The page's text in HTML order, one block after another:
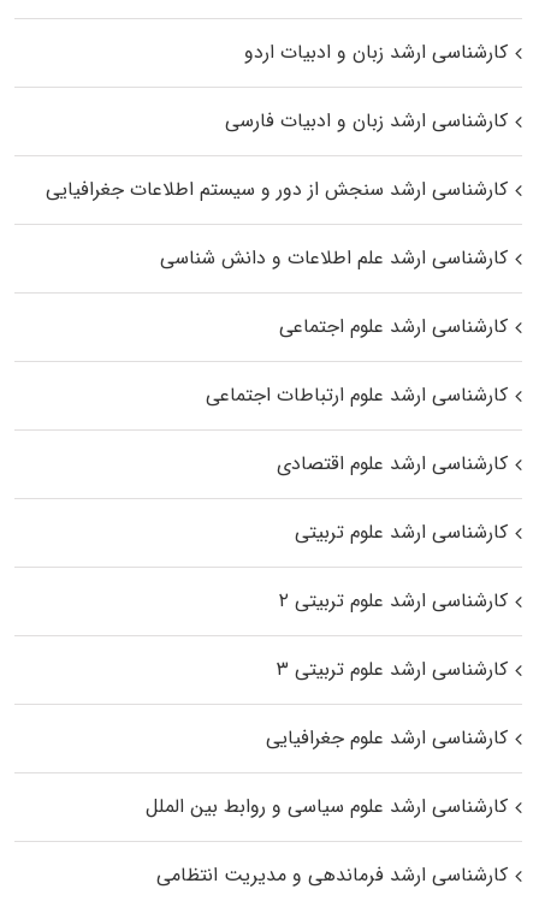
کارشناسی ارشد زبان و ادبیات اردو
کارشناسی ارشد زبان و ادبیات فارسی
کارشناسی ارشد سنجش از دور و سیستم اطلاعات جغرافیایی
کارشناسی ارشد علم اطلاعات و دانش شناسی
کارشناسی ارشد علوم اجتماعی
کارشناسی ارشد علوم ارتباطات اجتماعی
کارشناسی ارشد علوم اقتصادی
کارشناسی ارشد علوم تربیتی
کارشناسی ارشد علوم تربیتی ۲
کارشناسی ارشد علوم تربیتی ۳
کارشناسی ارشد علوم جغرافیایی
کارشناسی ارشد علوم سیاسی و روابط بین الملل
کارشناسی ارشد فرماندهی و مدیریت انتظامی